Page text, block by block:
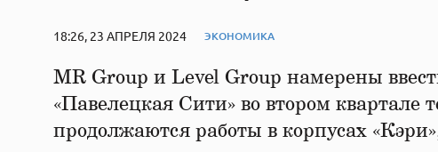
18:26, 23 АПРЕЛЯ 2024 ЭКОНОМИКА
MR Group и Level Group намерены
«Павелецкая Сити» во втором квартале
продолжаются работы в корпусах